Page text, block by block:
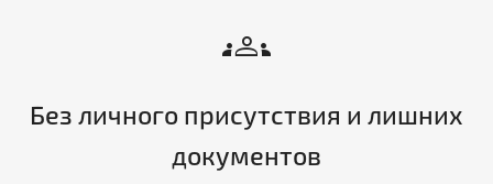
groups
Без личного присутствия и лишних
документов